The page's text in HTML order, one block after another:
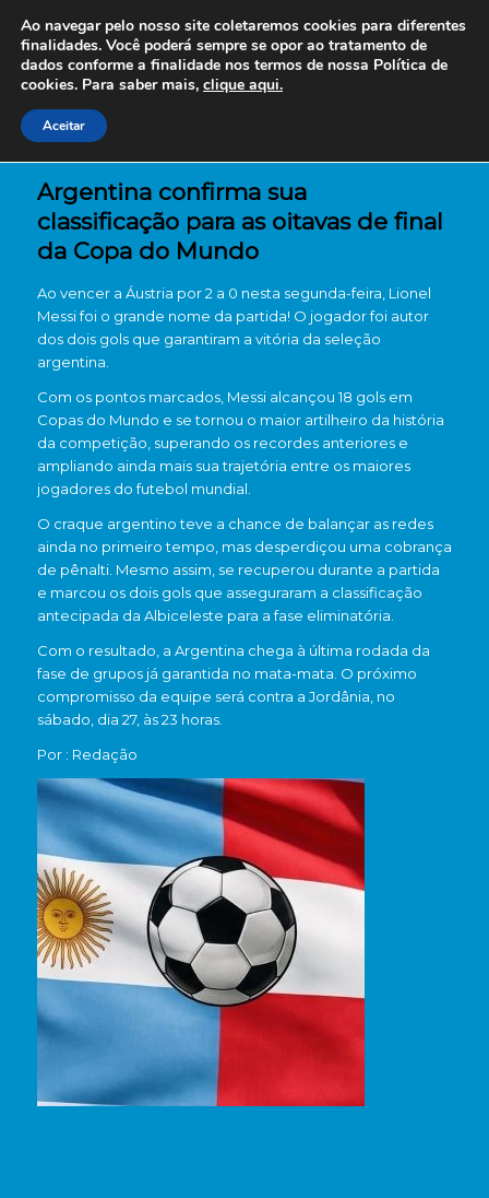
Argentina confirma sua
classificação para as oitavas de final
da Copa do Mundo
Ao vencer a Áustria por 2 a 0 nesta segunda-feira, Lionel
Messi foi o grande nome da partida! O jogador foi autor
dos dois gols que garantiram a vitória da seleção
argentina.
Com os pontos marcados, Messi alcançou 18 gols em
Copas do Mundo e se tornou o maior artilheiro da história
da competição, superando os recordes anteriores e
ampliando ainda mais sua trajetória entre os maiores
jogadores do futebol mundial.
O craque argentino teve a chance de balançar as redes
ainda no primeiro tempo, mas desperdiçou uma cobrança
de pênalti. Mesmo assim, se recuperou durante a partida
e marcou os dois gols que asseguraram a classificação
antecipada da Albiceleste para a fase eliminatória.
Com o resultado, a Argentina chega à última rodada da
fase de grupos já garantida no mata-mata. O próximo
compromisso da equipe será contra a Jordânia, no
sábado, dia 27, às 23 horas.
Por : Redação
Ao navegar pelo nosso site coletaremos cookies para diferentes
finalidades. Você poderá sempre se opor ao tratamento de
dados conforme a finalidade nos termos de nossa Política de
cookies. Para saber mais, clique aqui.
Aceitar